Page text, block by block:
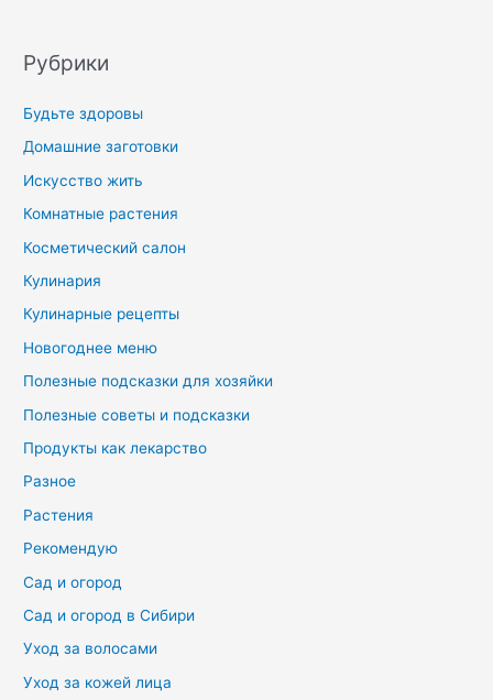
Рубрики
Будьте здоровы
Домашние заготовки
Искусство жить
Комнатные растения
Косметический салон
Кулинария
Кулинарные рецепты
Новогоднее меню
Полезные подсказки для хозяйки
Полезные советы и подсказки
Продукты как лекарство
Разное
Растения
Рекомендую
Сад и огород
Сад и огород в Сибири
Уход за волосами
Уход за кожей лица